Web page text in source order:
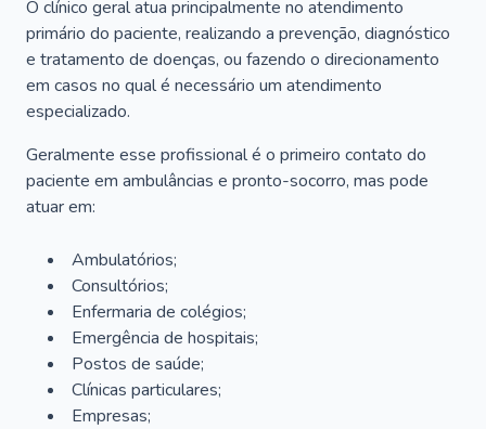
O clínico geral atua principalmente no atendimento
primário do paciente, realizando a prevenção, diagnóstico
e tratamento de doenças, ou fazendo o direcionamento
em casos no qual é necessário um atendimento
especializado.
Geralmente esse profissional é o primeiro contato do
paciente em ambulâncias e pronto-socorro, mas pode
atuar em:
Ambulatórios;
Consultórios;
Enfermaria de colégios;
Emergência de hospitais;
Postos de saúde;
Clínicas particulares;
Empresas;